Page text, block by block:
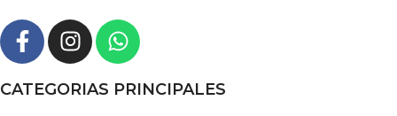
CATEGORIAS PRINCIPALES